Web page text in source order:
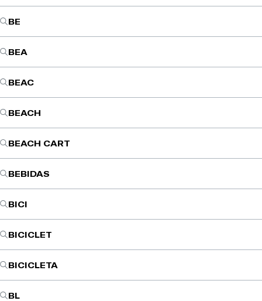
BE
BEA
BEAC
BEACH
BEACH CART
BEBIDAS
BICI
BICICLET
BICICLETA
BL